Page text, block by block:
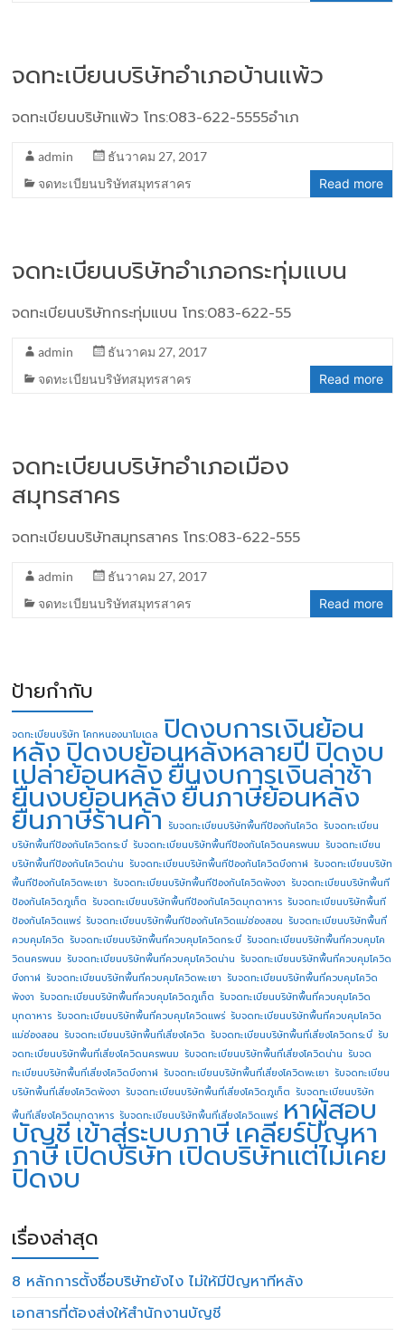
จดทะเบียนบริษัทอำเภอบ้านแพ้ว
จดทะเบียนบริษัทแพ้ว โทร:083-622-5555อำเภ
admin
ธันวาคม 27, 2017
จดทะเบียนบริษัทสมุทรสาคร
Read more
จดทะเบียนบริษัทอำเภอกระทุ่มแบน
จดทะเบียนบริษัทกระทุ่มแบน โทร:083-622-55
admin
ธันวาคม 27, 2017
จดทะเบียนบริษัทสมุทรสาคร
Read more
จดทะเบียนบริษัทอำเภอเมือง
สมุทรสาคร
จดทะเบียนบริษัทสมุทรสาคร โทร:083-622-555
admin
ธันวาคม 27, 2017
จดทะเบียนบริษัทสมุทรสาคร
Read more
ป้ายกำกับ
จดทะเบียนบริษัท โคกหนองนาโมเดล ปิดงบการเงินย้อน
หลังปิดงบย้อนหลังหลายปี ปิดงบ
เปล่าย้อนหลังยื่นงบการเงินล่าช้า
ยื่นงบย้อนหลังยื่นภาษีย้อนหลัง
ยื่นภาษีร้านค้า รับจดทะเบียนบริษัทพื้นทีป้องกันโควิด รับจดทะเบียน
บริษัทพื้นทีป้องกันโควิดกระบี่ รับจดทะเบียนบริษัทพื้นทีป้องกันโควิดนครพนม รับจดทะเบียน
บริษัทพื้นทีป้องกันโควิดน่าน รับจดทะเบียนบริษัทพื้นทีป้องกันโควิดบึงกาฬ รับจดทะเบียนบริษัท
พื้นทีป้องกันโควิดพะเยา รับจดทะเบียนบริษัทพื้นทีป้องกันโควิดพังงา รับจดทะเบียนบริษัทพื้นที
ป้องกันโควิดภูเก็ต รับจดทะเบียนบริษัทพื้นทีป้องกันโควิดมุกดาหาร รับจดทะเบียนบริษัทพื้นที
ป้องกันโควิดแพร่ รับจดทะเบียนบริษัทพื้นทีป้องกันโควิดแม่ฮ่องสอน รับจดทะเบียนบริษัทพื้นที่
ควบคุมโควิด รับจดทะเบียนบริษัทพื้นที่ควบคุมโควิดกระบี่ รับจดทะเบียนบริษัทพื้นที่ควบคุมโค
วิดนครพนม รับจดทะเบียนบริษัทพื้นที่ควบคุมโควิดน่าน รับจดทะเบียนบริษัทพื้นที่ควบคุมโควิด
บึงกาฬ รับจดทะเบียนบริษัทพื้นที่ควบคุมโควิดพะเยา รับจดทะเบียนบริษัทพื้นที่ควบคุมโควิด
พังงา รับจดทะเบียนบริษัทพื้นที่ควบคุมโควิดภูเก็ต รับจดทะเบียนบริษัทพื้นที่ควบคุมโควิด
มุกดาหาร รับจดทะเบียนบริษัทพื้นที่ควบคุมโควิดแพร่ รับจดทะเบียนบริษัทพื้นที่ควบคุมโควิด
แม่ฮ่องสอน รับจดทะเบียนบริษัทพื้นที่เสี่ยงโควิด รับจดทะเบียนบริษัทพื้นที่เสี่ยงโควิดกระบี่ รับ
จดทะเบียนบริษัทพื้นที่เสี่ยงโควิดนครพนม รับจดทะเบียนบริษัทพื้นที่เสี่ยงโควิดน่าน รับจด
ทะเบียนบริษัทพื้นที่เสี่ยงโควิดบึงกาฬ รับจดทะเบียนบริษัทพื้นที่เสี่ยงโควิดพะเยา รับจดทะเบียน
บริษัทพื้นที่เสี่ยงโควิดพังงา รับจดทะเบียนบริษัทพื้นที่เสี่ยงโควิดภูเก็ต รับจดทะเบียนบริษัท
พื้นที่เสี่ยงโควิดมุกดาหาร รับจดทะเบียนบริษัทพื้นที่เสี่ยงโควิดแพร่ หาผู้สอบ
บัญชี เข้าสู่ระบบภาษี เคลียร์ปัญหา
ภาษีเปิดบริษัทเปิดบริษัทแต่ไม่เคย
ปิดงบ
เรื่องล่าสุด
8 หลักการตั้งชื่อบริษัทยังไง ไม่ให้มีปัญหาทีหลัง
เอกสารที่ต้องส่งให้สำนักงานบัญชี